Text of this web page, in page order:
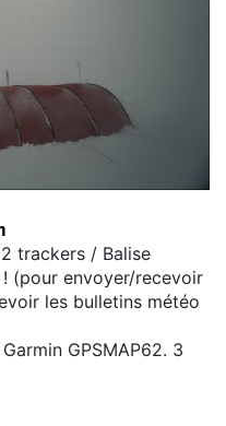
trackers / Balise
! (pour envoyer/recevoir
les bulletins météo
GPSMAP62. 3